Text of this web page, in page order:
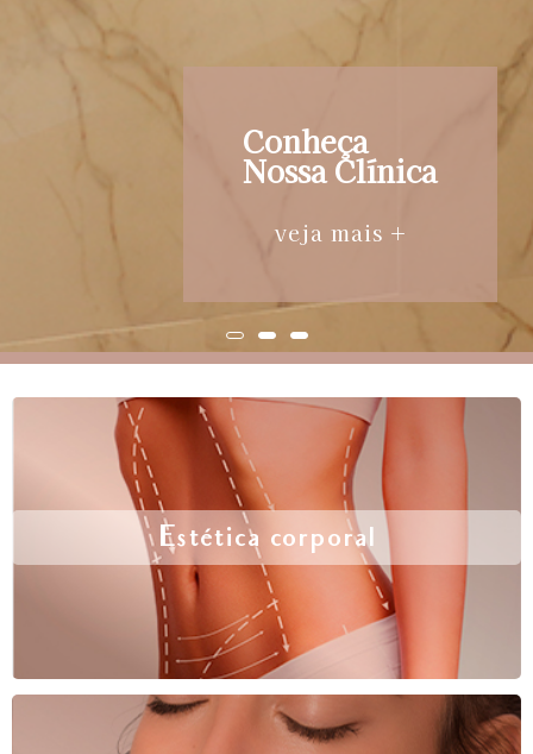
Conheça
Nossa Clínica
veja mais +
Estética corporal